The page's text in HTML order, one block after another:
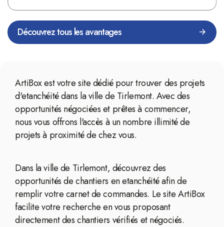
Découvrez tous les avantages
ArtiBox est votre site dédié pour trouver des projets
d'etanchéité dans la ville de Tirlemont. Avec des
opportunités négociées et prêtes à commencer,
nous vous offrons l'accès à un nombre illimité de
projets à proximité de chez vous.
Dans la ville de Tirlemont, découvrez des
opportunités de chantiers en etanchéité afin de
remplir votre carnet de commandes. Le site ArtiBox
facilite votre recherche en vous proposant
directement des chantiers vérifiés et négociés.